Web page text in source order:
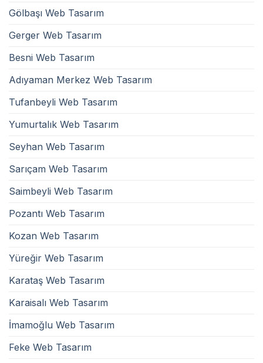
Gölbaşı Web Tasarım
Gerger Web Tasarım
Besni Web Tasarım
Adıyaman Merkez Web Tasarım
Tufanbeyli Web Tasarım
Yumurtalık Web Tasarım
Seyhan Web Tasarım
Sarıçam Web Tasarım
Saimbeyli Web Tasarım
Pozantı Web Tasarım
Kozan Web Tasarım
Yüreğir Web Tasarım
Karataş Web Tasarım
Karaisalı Web Tasarım
İmamoğlu Web Tasarım
Feke Web Tasarım